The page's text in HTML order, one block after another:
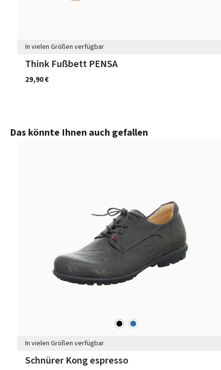
In vielen Größen verfügbar
Think Fußbett PENSA
29,90 €
Produktgalerie überspringen
Das könnte Ihnen auch gefallen
schwarz
blau
In vielen Größen verfügbar
Schnürer Kong espresso